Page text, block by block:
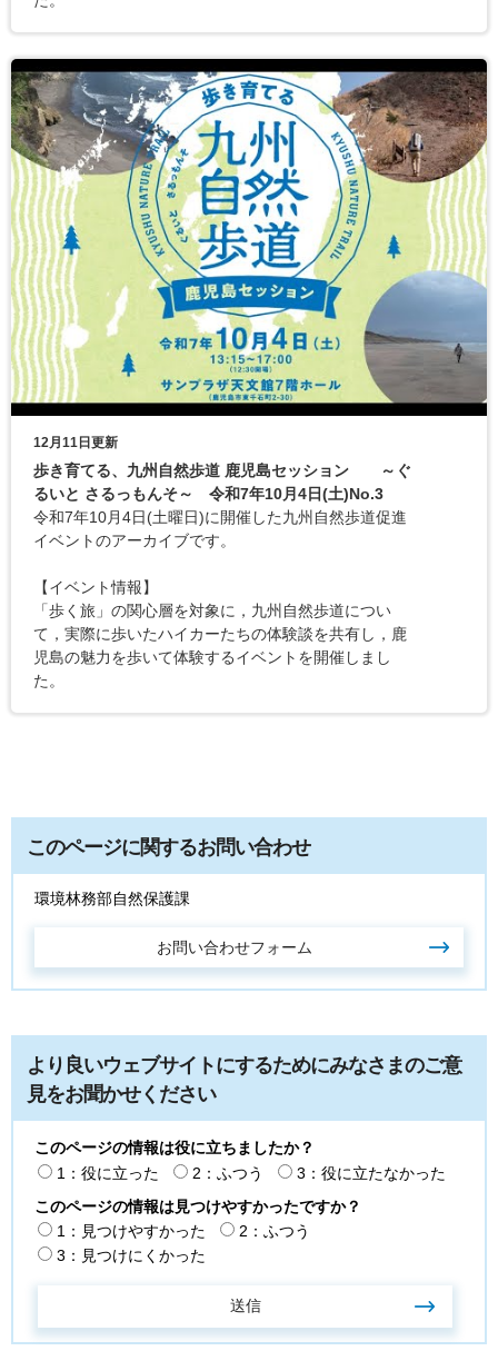
12月11日更新
歩き育てる、九州自然歩道 鹿児島セッション ～ぐ
るいと さるっもんそ～ 令和7年10月4日(土)No.3
令和7年10月4日(土曜日)に開催した九州自然歩道促進
イベントのアーカイブです。
【イベント情報】
「歩く旅」の関心層を対象に，九州自然歩道につい
て，実際に歩いたハイカーたちの体験談を共有し，鹿
児島の魅力を歩いて体験するイベントを開催しまし
た。
このページに関するお問い合わせ
環境林務部自然保護課
より良いウェブサイトにするためにみなさまのご意
見をお聞かせください
このページの情報は役に立ちましたか？
1：役に立った
2：ふつう
3：役に立たなかった
このページの情報は見つけやすかったですか？
1：見つけやすかった
2：ふつう
3：見つけにくかった